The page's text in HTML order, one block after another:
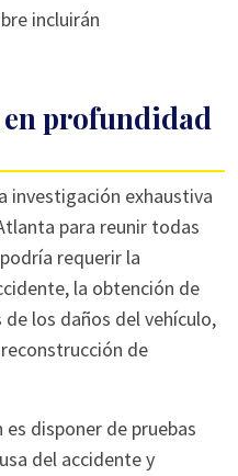
incluirán
profundidad
investigación exhaustiva
para reunir todas
requerir la
la obtención de
los daños del vehículo,
de
disponer de pruebas
del accidente y